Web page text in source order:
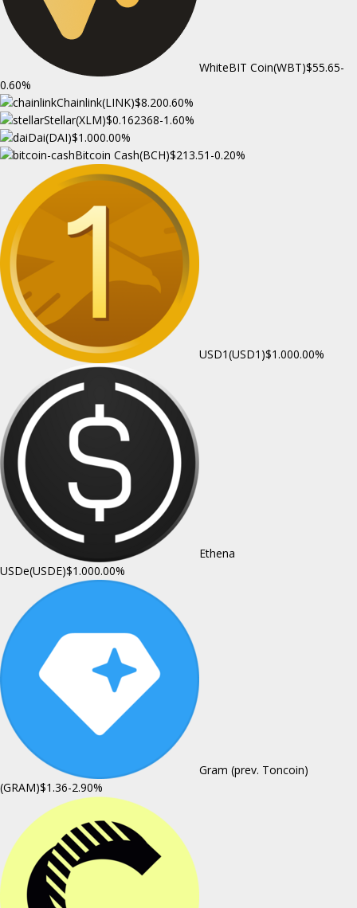
WhiteBIT Coin(WBT)$55.65-
0.60%
Chainlink(LINK)$8.200.60%
Stellar(XLM)$0.162368-1.60%
Dai(DAI)$1.000.00%
Bitcoin Cash(BCH)$213.51 -0.20%
USD1(USD1)$1.000.00%
Ethena
USDe(USDE)$1.000.00%
Gram (prev. Toncoin)
(GRAM)$1.36-2.90%